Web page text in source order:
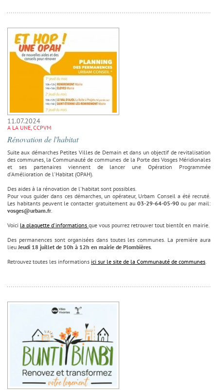
11.07.2024
A LA UNE, CCPVM
Rénovation de l'habitat
Suite aux démarches Petites Villes de Demain et dans un objectif de revitalisation
des communes, la Communauté de communes de la Porte des Vosges Méridionales
et ses partenaires viennent de lancer une Opération Programmée
d'Amélioration de l'Habitat (OPAH).
Des aides à la rénovation de l'habitat sont possibles.
Pour vous guider dans ces démarches, un opérateur, Urbam Conseil a été recruté.
Les habitants peuvent le contacter gratuitement au 03-29-64-05-90ou par mail:
vosges@urbam.fr.
Voici la plaquette d'informations que vous pourrez retrouver tout bientôt en mairie.
Des permanences sont organisées dans toutes les communes. La première aura
lieu Jeudi 18 juillet de 10h à 12h en mairie de Plombières.
Retrouvez toutes les informations ici sur le site de la Communauté de communes.